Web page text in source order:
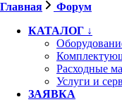
Главная
Форум
КАТАЛОГ ↓
Расходные
Услуги и
ЗАЯВКА